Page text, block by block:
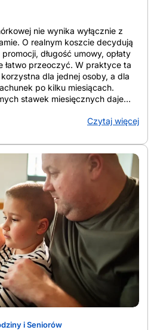
nie wynika wyłącznie z
O realnym koszcie decydują
długość umowy, opłaty
łatwo przeoczyć. W praktyce ta
dla jednej osoby, a dla
po kilku miesiącach.
stawek miesięcznych daje
na cenę, jak liczyć koszt
warunków. Tak łatwiej
ogranicza wydatki, a która
Z artykułu dowiesz się:
cena oferty komórkowej Tania
relację między miesięczną
warunkami umowy, a nie samą
pełny pakiet. Dla jednej osoby
to plan z dużą paczką
a dla innej opcja z minimalnym
służy głównie do odbierania
tanie sieci komórkowe
zakresie usług i czasie
ocenie oferty znaczenie ma
stawka bez ulg, cena po
od e-faktury, […]
Czytaj więcej
i Seniorów